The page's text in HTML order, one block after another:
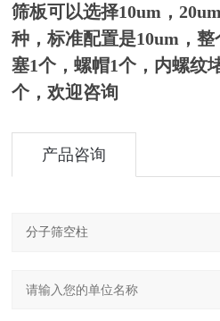
筛板可以选择10um，
种，标准配置是10um，
塞1个，螺帽1个，内螺纹
个，欢迎咨询
产品咨询